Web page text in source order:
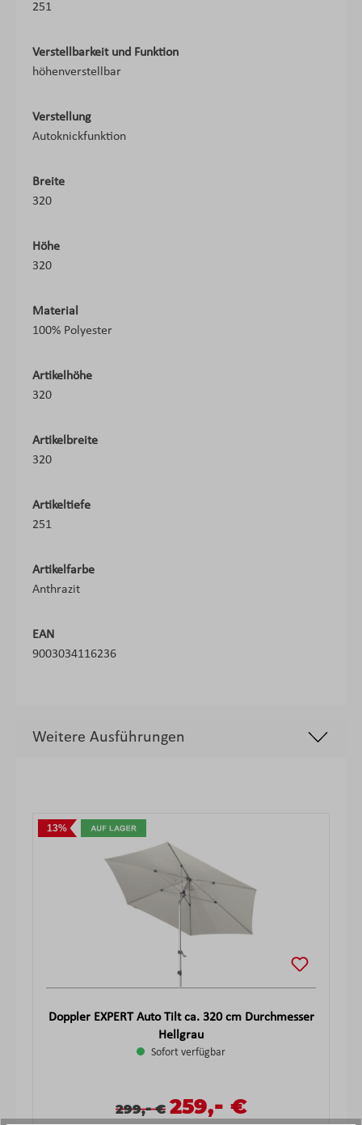
251
Verstellbarkeit und Funktion
höhenverstellbar
Verstellung
Autoknickfunktion
Breite
320
Höhe
320
Material
100% Polyester
Artikelhöhe
320
Artikelbreite
320
Artikeltiefe
251
Artikelfarbe
Anthrazit
EAN
9003034116236
Weitere Ausführungen
13%
Doppler EXPERT Auto Tilt ca. 320 cm Durchmesser
Hellgrau
Sofort verfügbar
Verkaufspreis:
Regulärer Preis:
299,-€ Verkaufspreis:
259,- €